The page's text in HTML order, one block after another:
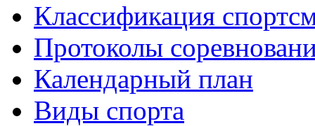
Классификация
Протоколы
Календарный план
Виды спорта